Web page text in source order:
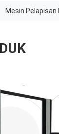
Mesin Pelapisan